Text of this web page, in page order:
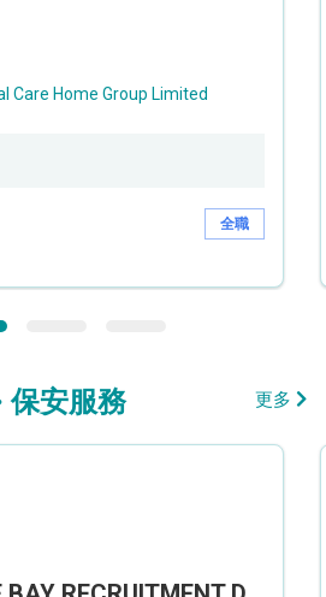
Care Home Group Limited
全職
保安服務 更多